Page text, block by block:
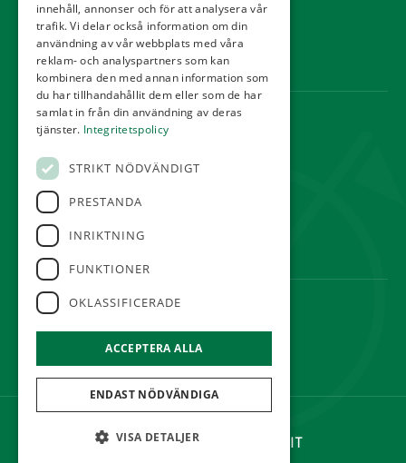
Tävling
Integritetspolicy
Webbshop
KONTAKT
Golfvägen
FÖLJ OSS
Hemsidan levereras av Kust IT
innehåll, annonser och för att analysera vår
trafik. Vi delar också information om din
användning av vår webbplats med våra
reklam- och analyspartners som kan
kombinera den med annan information som
du har tillhandahållit dem eller som de har
samlat in från din användning av deras
tjänster. Integritetspolicy
STRIKT NÖDVÄNDIGT
PRESTANDA
INRIKTNING
FUNKTIONER
OKLASSIFICERADE
ACCEPTERA ALLA
ENDAST NÖDVÄNDIGA
VISA DETALJER